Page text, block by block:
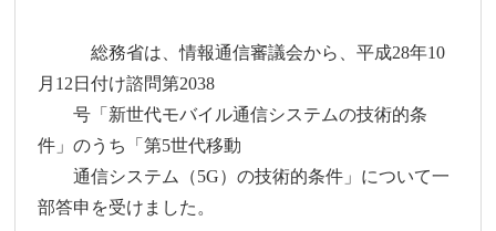
総務省は、情報通信審議会から、平成28年10
月12日付け諮問第2038
号「新世代モバイル通信システムの技術的条
件」のうち「第5世代移動
通信システム（5G）の技術的条件」について一
部答申を受けました。